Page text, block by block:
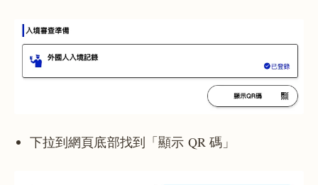
下拉到網頁底部找到「顯示 QR 碼」